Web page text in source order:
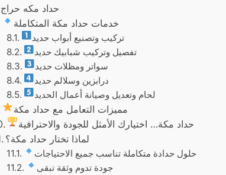
حداد مكه حراج
خدمات حداد مكة المتكاملة
تركيب وتصنيع أبواب حديد
تفصيل وتركيب شبابيك حديد
سواتر ومظلات حديد
درابزين وسلالم حديد
لحام وتعديل وصيانة أعمال الحديد
مميزات التعامل مع حداد مكة
حداد مكة… اختيارك الأمثل للجودة والاحترافية
لماذا تختار حداد مكة؟
حلول حدادة متكاملة تناسب جميع الاحتياجات
جودة تدوم وثقة تبقى